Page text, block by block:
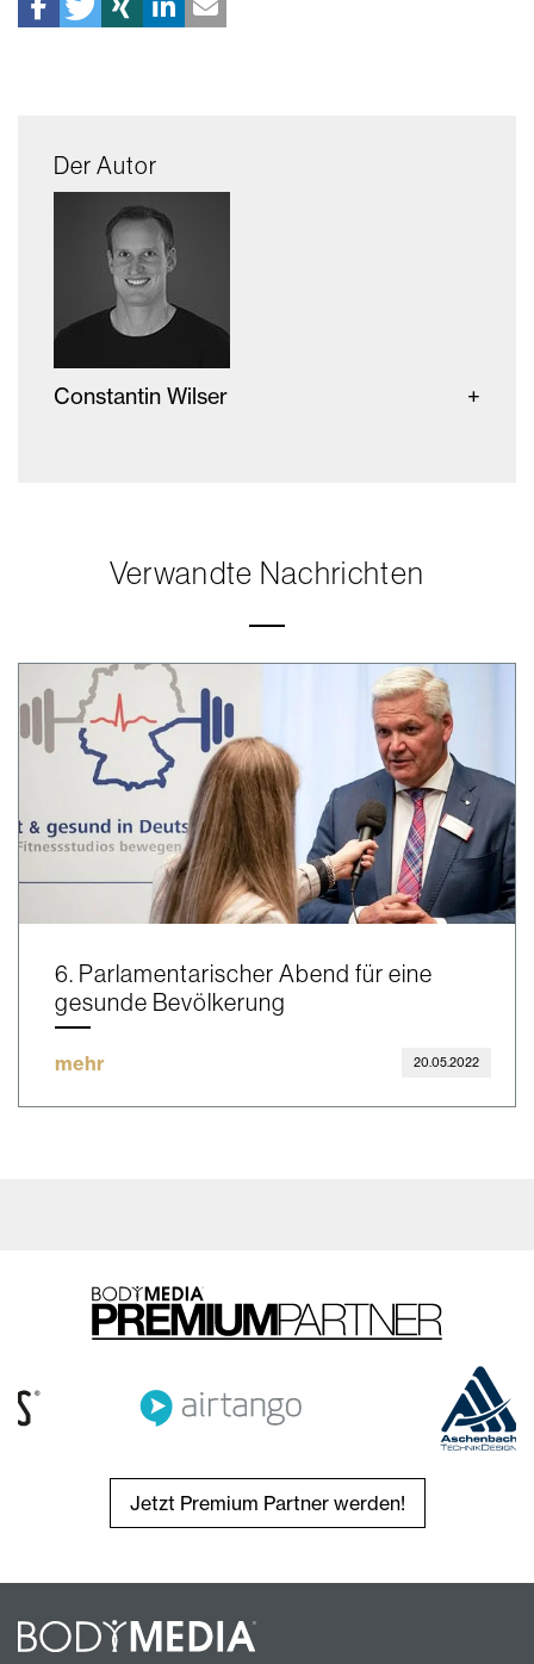
Der Autor
Constantin Wilser
Verwandte Nachrichten
6. Parlamentarischer Abend für eine
gesunde Bevölkerung
mehr 20.05.2022
Jetzt Premium Partner werden!